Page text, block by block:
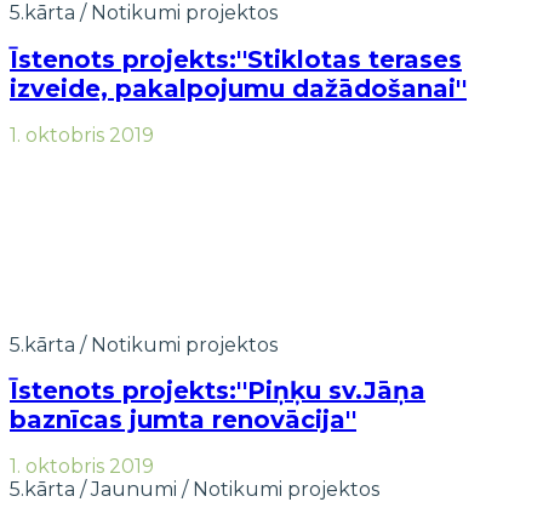
5.kārta / Notikumi projektos
Īstenots projekts:''Stiklotas terases
izveide, pakalpojumu dažādošanai''
1. oktobris 2019
5.kārta / Notikumi projektos
Īstenots projekts:''Piņķu sv.Jāņa
baznīcas jumta renovācija''
1. oktobris 2019
5.kārta /Jaunumi / Notikumi projektos